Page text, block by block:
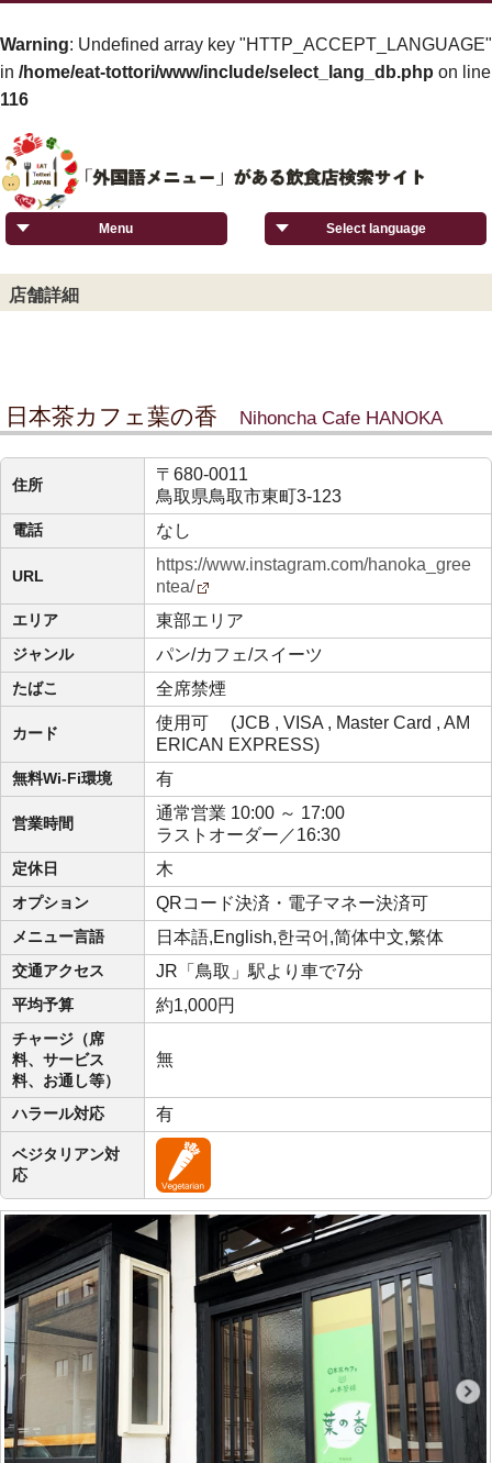
Warning: Undefined array key "HTTP_ACCEPT_LANGUAGE"
in /home/eat-tottori/www/include/select_lang_db.php on line
116
Select language
Menu
店舗詳細
日本茶カフェ葉の香 Nihoncha Cafe HANOKA
住所
〒680-0011
鳥取県鳥取市東町3-123
電話 なし
URL
https://www.instagram.com/hanoka_gree
ntea/
エリア 東部エリア
ジャンル パン/カフェ/スイーツ
たばこ 全席禁煙
カード
使用可 (JCB , VISA , Master Card , AM
ERICAN EXPRESS)
無料Wi-Fi環境 有
営業時間
通常営業 10:00 ～ 17:00
ラストオーダー／16:30
定休日 木
オプション QRコード決済・電子マネー決済可
メニュー言語 日本語,English,한국어,简体中文,繁体
交通アクセス JR「鳥取」駅より車で7分
平均予算 約1,000円
チャージ（席
料、サービス
料、お通し等）
無
ハラール対応 有
ベジタリアン対
応